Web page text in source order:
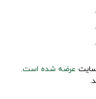
عرضه شده است.